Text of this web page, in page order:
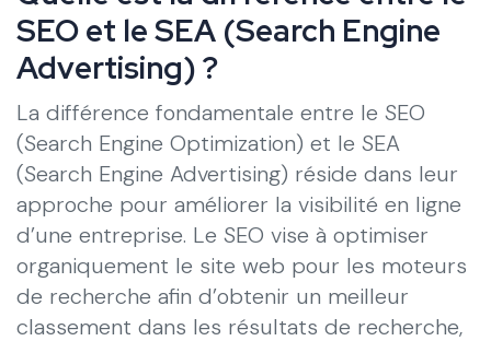
SEO et le SEA (Search Engine
Advertising) ?
La différence fondamentale entre le SEO
(Search Engine Optimization) et le SEA
(Search Engine Advertising) réside dans leur
approche pour améliorer la visibilité en ligne
d’une entreprise. Le SEO vise à optimiser
organiquement le site web pour les moteurs
de recherche afin d’obtenir un meilleur
classement dans les résultats de recherche,